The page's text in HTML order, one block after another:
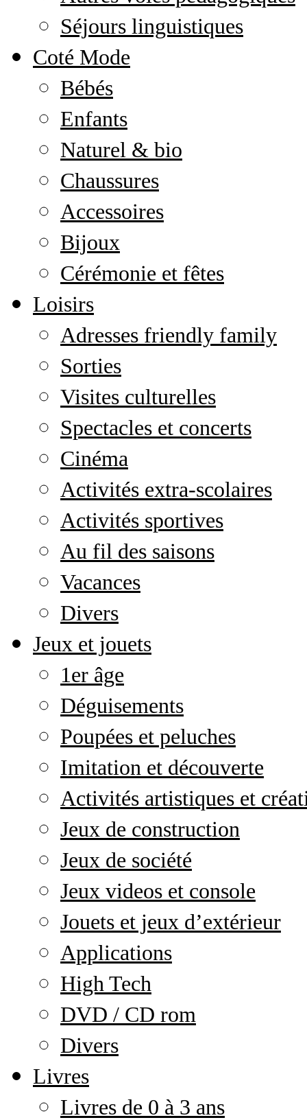
Séjours linguistiques
Coté Mode
Bébés
Enfants
Naturel & bio
Chaussures
Accessoires
Bijoux
Cérémonie et fêtes
Loisirs
Adresses friendly family
Sorties
Visites culturelles
Spectacles et concerts
Cinéma
Activités extra-scolaires
Activités sportives
Au fil des saisons
Vacances
Divers
Jeux et jouets
1er âge
Déguisements
Poupées et peluches
Imitation et découverte
Activités artistiques et
Jeux de construction
Jeux de société
Jeux videos et console
Jouets et jeux d’extérieur
Applications
High Tech
DVD / CD rom
Divers
Livres
Livres de 0 à 3 ans